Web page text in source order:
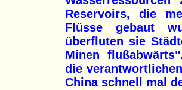
Reservoirs, die
Flüsse gebaut
überfluten sie
Minen
die
China schnell mal